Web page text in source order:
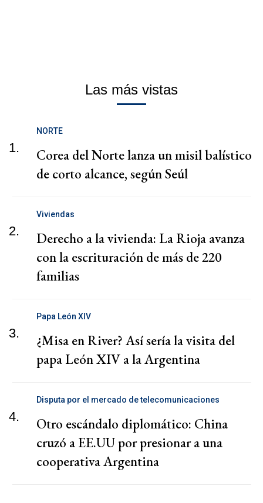
Las más vistas
1.
NORTE
Corea del Norte lanza un misil balístico
de corto alcance, según Seúl
2.
Viviendas
Derecho a la vivienda: La Rioja avanza
con la escrituración de más de 220
familias
3.
Papa León XIV
¿Misa en River? Así sería la visita del
papa León XIV a la Argentina
4.
Disputa por el mercado de telecomunicaciones
Otro escándalo diplomático: China
cruzó a EE.UU por presionar a una
cooperativa Argentina